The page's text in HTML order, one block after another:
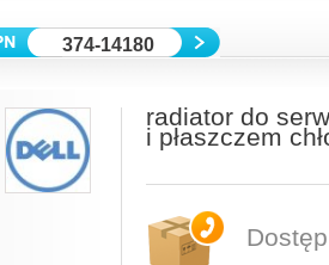
374-14180
radiator do
i płaszczem